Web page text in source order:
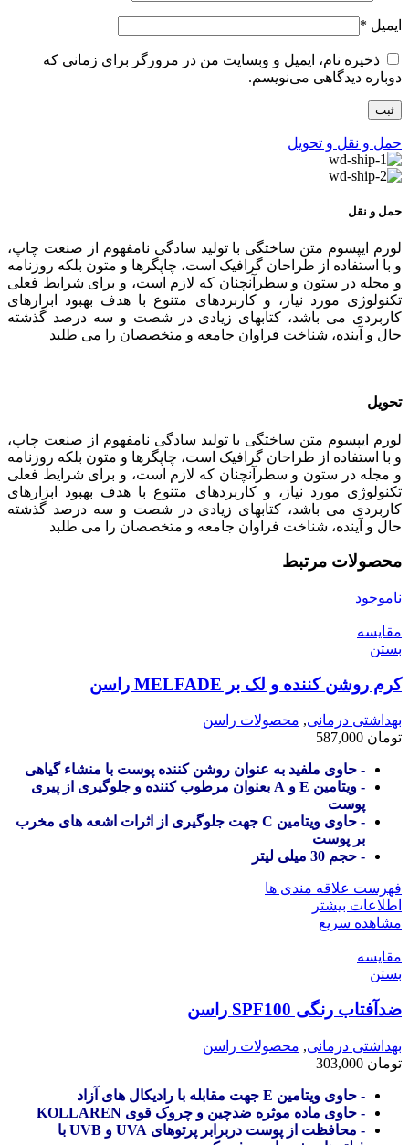
ایمیل *
ذخیره نام، ایمیل و وبسایت من در مرورگر برای زمانی که
دوباره دیدگاهی می‌نویسم.
حمل و نقل و تحویل
حمل و نقل
لورم ایپسوم متن ساختگی با تولید سادگی نامفهوم از صنعت چاپ،
و با استفاده از طراحان گرافیک است، چاپگرها و متون بلکه روزنامه
و مجله در ستون و سطرآنچنان که لازم است، و برای شرایط فعلی
تکنولوژی مورد نیاز، و کاربردهای متنوع با هدف بهبود ابزارهای
کاربردی می باشد، کتابهای زیادی در شصت و سه درصد گذشته
حال و آینده، شناخت فراوان جامعه و متخصصان را می طلبد
تحویل
لورم ایپسوم متن ساختگی با تولید سادگی نامفهوم از صنعت چاپ،
و با استفاده از طراحان گرافیک است، چاپگرها و متون بلکه روزنامه
و مجله در ستون و سطرآنچنان که لازم است، و برای شرایط فعلی
تکنولوژی مورد نیاز، و کاربردهای متنوع با هدف بهبود ابزارهای
کاربردی می باشد، کتابهای زیادی در شصت و سه درصد گذشته
حال و آینده، شناخت فراوان جامعه و متخصصان را می طلبد
محصولات مرتبط
ناموجود
مقایسه
بستن
کرم روشن کننده و لک بر MELFADE راسن
بهداشتی درمانی, محصولات راسن
تومان
- حاوی ملفید به عنوان روشن کننده پوست با منشاء گیاهی
- ویتامین E و A بعنوان مرطوب کننده و جلوگیری از پیری
پوست
- حاوی ویتامین C جهت جلوگیری از اثرات اشعه های مخرب
بر پوست
- حجم 30 میلی لیتر
فهرست علاقه مندی ها
اطلاعات بیشتر
مشاهده سریع
مقایسه
بستن
ضدآفتاب رنگی SPF100 راسن
بهداشتی درمانی, محصولات راسن
تومان
- حاوی ویتامین E جهت مقابله با رادیکال های آزاد
- حاوی ماده موثره ضدچین و چروک قوی KOLLAREN
- محافظت از پوست دربرابر پرتوهای UVA و UVB با